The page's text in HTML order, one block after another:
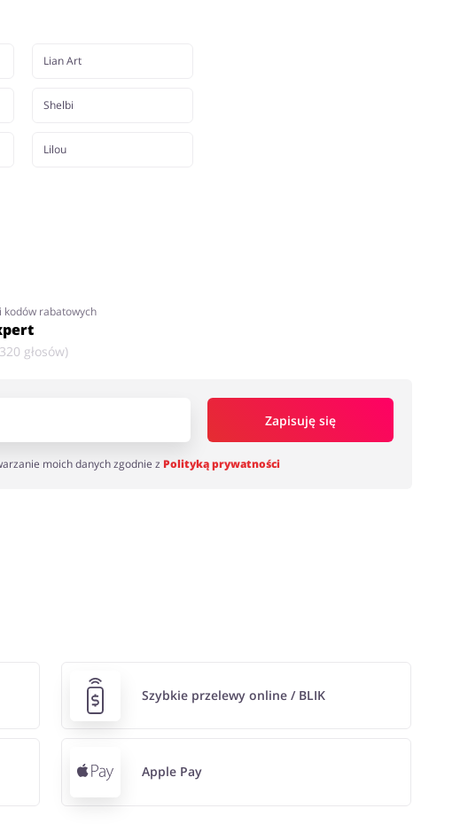
Lian Art
Shelbi
Lilou
kodów rabatowych
głosów)
Zapisuję się
moich danych zgodnie z Polityką prywatności
Szybkie przelewy online / BLIK
Apple Pay